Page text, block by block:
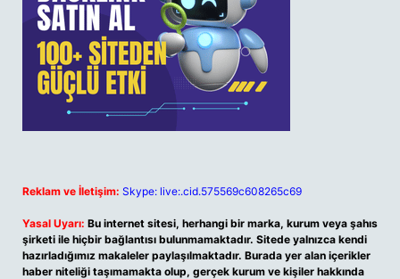
Reklam ve İletişim: Skype: live:.cid.575569c608265c69
Yasal Uyarı: Bu internet sitesi, herhangi bir marka, kurum veya şahıs
şirketi ile hiçbir bağlantısı bulunmamaktadır. Sitede yalnızca kendi
hazırladığımız makaleler paylaşılmaktadır. Burada yer alan içerikler
haber niteliği taşımamakta olup, gerçek kurum ve kişiler hakkında